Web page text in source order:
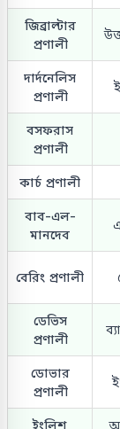
জিব্রাল্টার
প্রণালী
দার্দনেলিস
প্রণালী
বসফরাস
প্রণালী
কার্চ প্রণালী
বাব-এল-
মানদেব
বেরিং প্রণালী
ডেভিস
প্রণালী
ডোভার
প্রণালী
ইংলিশ